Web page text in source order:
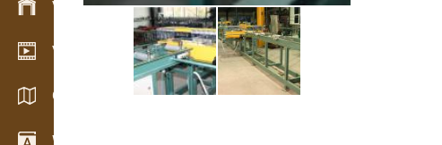
Voorraadbeheer
Video showroom
Catalogi / Brochures
Woordenboek